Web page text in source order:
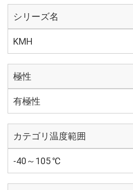
シリーズ名
KMH
極性
有極性
カテゴリ温度範囲
-40～105 ℃